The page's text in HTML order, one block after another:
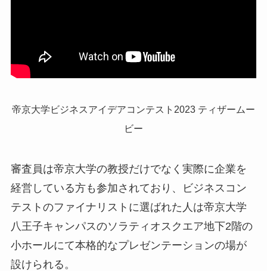
帝京大学ビジネスアイデアコンテスト2023 ティザームー
ビー
審査員は帝京大学の教授だけでなく実際に企業を
経営している方も参加されており、ビジネスコン
テストのファイナリストに選ばれた人は帝京大学
八王子キャンパスのソラティオスクエア地下2階の
小ホールにて本格的なプレゼンテーションの場が
設けられる。